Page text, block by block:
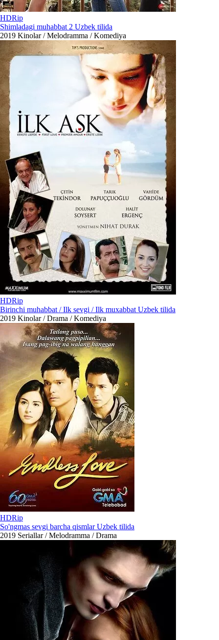
HDRip
Shimladagi muhabbat 2 Uzbek tilida
2019 Kinolar / Melodramma / Komediya
HDRip
Birinchi muhabbat / Ilk sevgi / Ilk muxabbat Uzbek tilida
2019 Kinolar / Drama / Komediya
HDRip
So'ngmas sevgi barcha qismlar Uzbek tilida
2019 Seriallar / Melodramma / Drama